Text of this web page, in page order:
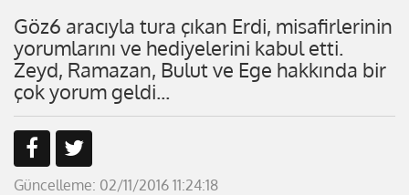
Göz6 aracıyla tura çıkan Erdi, misafirlerinin
yorumlarını ve hediyelerini kabul etti.
Zeyd, Ramazan, Bulut ve Ege hakkında bir
çok yorum geldi...
Güncelleme: 02/11/2016 11:24:18